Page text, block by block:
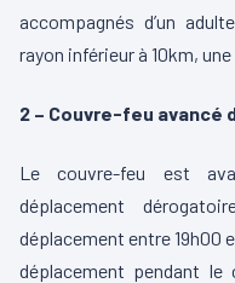
accompagnés d’un
rayon inférieur à 10km,
2 – Couvre-feu avancé
Le couvre-feu est
déplacement
déplacement entre 19h00
déplacement pendant le